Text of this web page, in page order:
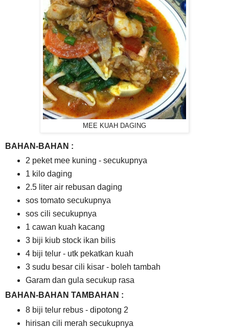
MEE KUAH DAGING
BAHAN-BAHAN :
2 peket mee kuning - secukupnya
1 kilo daging
2.5 liter air rebusan daging
sos tomato secukupnya
sos cili secukupnya
1 cawan kuah kacang
3 biji kiub stock ikan bilis
4 biji telur - utk pekatkan kuah
3 sudu besar cili kisar - boleh tambah
Garam dan gula secukup rasa
BAHAN-BAHAN TAMBAHAN :
8 biji telur rebus - dipotong 2
hirisan cili merah secukupnya